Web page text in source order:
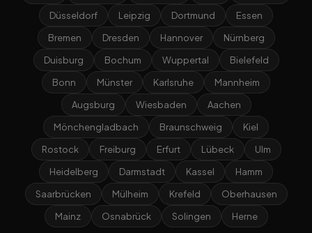
Düsseldorf
Leipzig Dortmund
Essen
Bremen
Dresden Hannover
Nürnberg
Duisburg
Bochum Wuppertal
Bielefeld
Bonn
Münster Karlsruhe
Mannheim
Augsburg
Wiesbaden
Aachen
Mönchengladbach
Braunschweig
Kiel
Rostock
Freiburg Erfurt Lübeck
Ulm
Heidelberg
Darmstadt Kassel
Hamm
Saarbrücken
Mülheim Krefeld
Oberhausen
Mainz
Osnabrück Solingen Herne